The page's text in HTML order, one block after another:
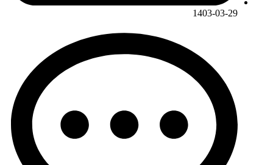
1403-03-29